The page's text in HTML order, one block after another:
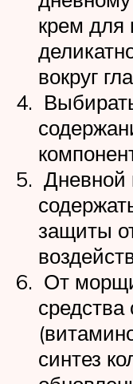
крем для
вокруг
Дневной
защиты
От
средства
синтез